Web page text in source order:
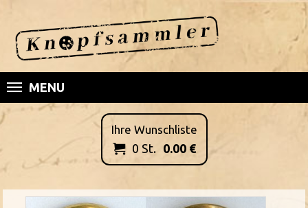
MENU
Ihre Wunschliste
 0 St. 0.00€